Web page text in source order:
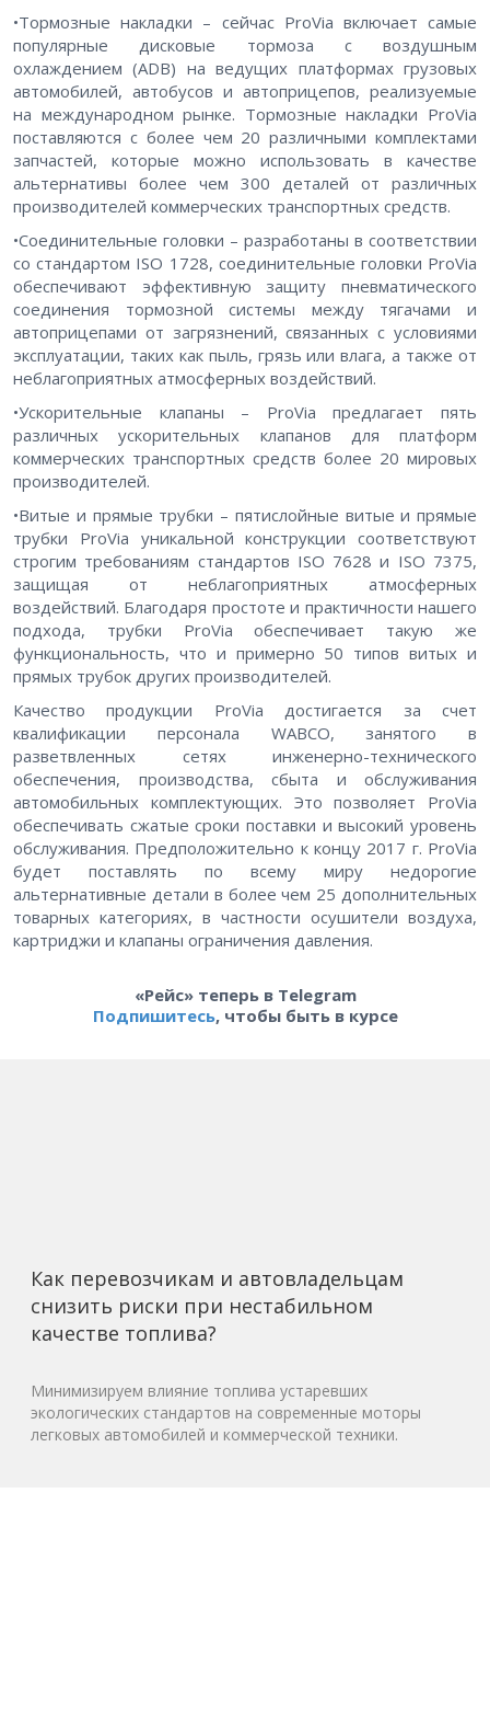
•Тормозные накладки – сейчас ProVia включает самые
популярные дисковые тормоза с воздушным
охлаждением (ADB) на ведущих платформах грузовых
автомобилей, автобусов и автоприцепов, реализуемые
на международном рынке. Тормозные накладки ProVia
поставляются с более чем 20 различными комплектами
запчастей, которые можно использовать в качестве
альтернативы более чем 300 деталей от различных
производителей коммерческих транспортных средств.
•Соединительные головки – разработаны в соответствии
со стандартом ISO 1728, соединительные головки ProVia
обеспечивают эффективную защиту пневматического
соединения тормозной системы между тягачами и
автоприцепами от загрязнений, связанных с условиями
эксплуатации, таких как пыль, грязь или влага, а также от
неблагоприятных атмосферных воздействий.
•Ускорительные клапаны – ProVia предлагает пять
различных ускорительных клапанов для платформ
коммерческих транспортных средств более 20 мировых
производителей.
•Витые и прямые трубки – пятислойные витые и прямые
трубки ProVia уникальной конструкции соответствуют
строгим требованиям стандартов ISO 7628 и ISO 7375,
защищая от неблагоприятных атмосферных
воздействий. Благодаря простоте и практичности нашего
подхода, трубки ProVia обеспечивает такую же
функциональность, что и примерно 50 типов витых и
прямых трубок других производителей.
Качество продукции ProVia достигается за счет
квалификации персонала WABCO, занятого в
разветвленных сетях инженерно-технического
обеспечения, производства, сбыта и обслуживания
автомобильных комплектующих. Это позволяет ProVia
обеспечивать сжатые сроки поставки и высокий уровень
обслуживания. Предположительно к концу 2017 г. ProVia
будет поставлять по всему миру недорогие
альтернативные детали в более чем 25 дополнительных
товарных категориях, в частности осушители воздуха,
картриджи и клапаны ограничения давления.
«Рейс» теперь в Telegram
Подпишитесь, чтобы быть в курсе
Как перевозчикам и автовладельцам
снизить риски при нестабильном
качестве топлива?
Минимизируем влияние топлива устаревших
экологических стандартов на современные моторы
легковых автомобилей и коммерческой техники.